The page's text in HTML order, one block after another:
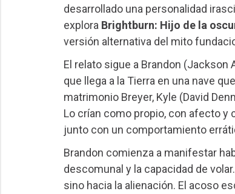
desarrollado una personalidad
explora Brightburn: Hijo de la
versión alternativa del mito
El relato sigue a Brandon (Jackson
que llega a la Tierra en una nave
matrimonio Breyer, Kyle (David
Lo crían como propio, con afecto y
junto con un comportamiento
Brandon comienza a manifestar
descomunal y la capacidad de
sino hacia la alienación. El acoso